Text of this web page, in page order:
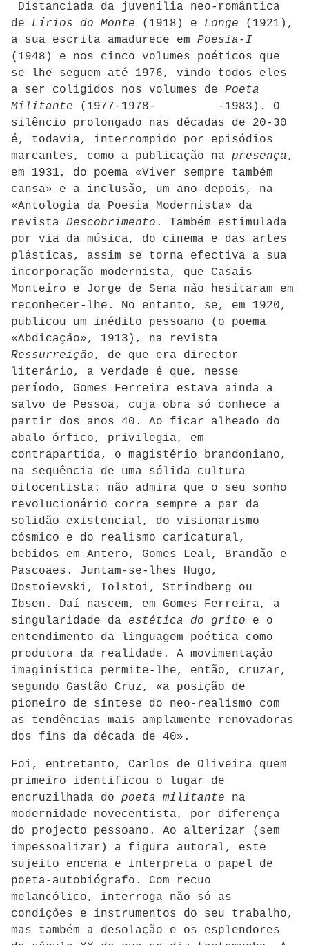
Distanciada da juvenília neo-romântica
de Lírios do Monte (1918) e Longe (1921),
a sua escrita amadurece em Poesia-I
(1948) e nos cinco volumes poéticos que
se lhe seguem até 1976, vindo todos eles
a ser coligidos nos volumes de Poeta
Militante (1977-1978- -1983). O
silêncio prolongado nas décadas de 20-30
é, todavia, interrompido por episódios
marcantes, como a publicação na presença,
em 1931, do poema «Viver sempre também
cansa» e a inclusão, um ano depois, na
«Antologia da Poesia Modernista» da
revista Descobrimento . Também estimulada
por via da música, do cinema e das artes
plásticas, assim se torna efectiva a sua
incorporação modernista, que Casais
Monteiro e Jorge de Sena não hesitaram em
reconhecer-lhe. No entanto, se, em 1920,
publicou um inédito pessoano (o poema
«Abdicação», 1913), na revista
Ressurreição, de que era director
literário, a verdade é que, nesse
período, Gomes Ferreira estava ainda a
salvo de Pessoa, cuja obra só conhece a
partir dos anos 40. Ao ficar alheado do
abalo órfico, privilegia, em
contrapartida, o magistério brandoniano,
na sequência de uma sólida cultura
oitocentista: não admira que o seu sonho
revolucionário corra sempre a par da
solidão existencial, do visionarismo
cósmico e do realismo caricatural,
bebidos em Antero, Gomes Leal, Brandão e
Pascoaes. Juntam-se-lhes Hugo,
Dostoievski, Tolstoi, Strindberg ou
Ibsen. Daí nascem, em Gomes Ferreira, a
singularidade da estética do grito e o
entendimento da linguagem poética como
produtora da realidade. A movimentação
imaginística permite-lhe, então, cruzar,
segundo Gastão Cruz, «a posição de
pioneiro de síntese do neo-realismo com
as tendências mais amplamente renovadoras
dos fins da década de 40».
Foi, entretanto, Carlos de Oliveira quem
primeiro identificou o lugar de
encruzilhada do poeta militante na
modernidade novecentista, por diferença
do projecto pessoano. Ao alterizar (sem
impessoalizar) a figura autoral, este
sujeito encena e interpreta o papel de
poeta-autobiógrafo. Com recuo
melancólico, interroga não só as
condições e instrumentos do seu trabalho,
mas também a desolação e os esplendores